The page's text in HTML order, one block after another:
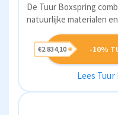
De Tuur Boxspring
natuurlijke materialen
-10%
€2.834,10
Lees